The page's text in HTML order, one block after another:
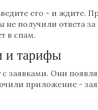
его - и ждите.
получили ответа за
в спам.
и тарифы
Они
приложение -